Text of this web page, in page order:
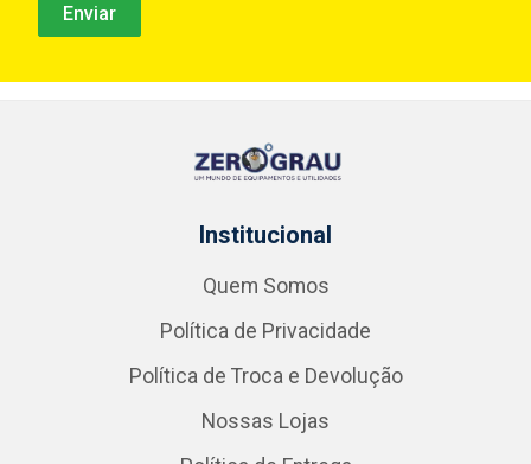
Institucional
Quem Somos
Política de Privacidade
Política de Troca e Devolução
Nossas Lojas